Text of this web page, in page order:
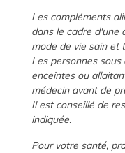
Les compléments
dans le cadre d'une
mode de vie sain et
Les personnes
enceintes ou
médecin avant de
Il est conseillé de
indiquée.
Pour votre santé,